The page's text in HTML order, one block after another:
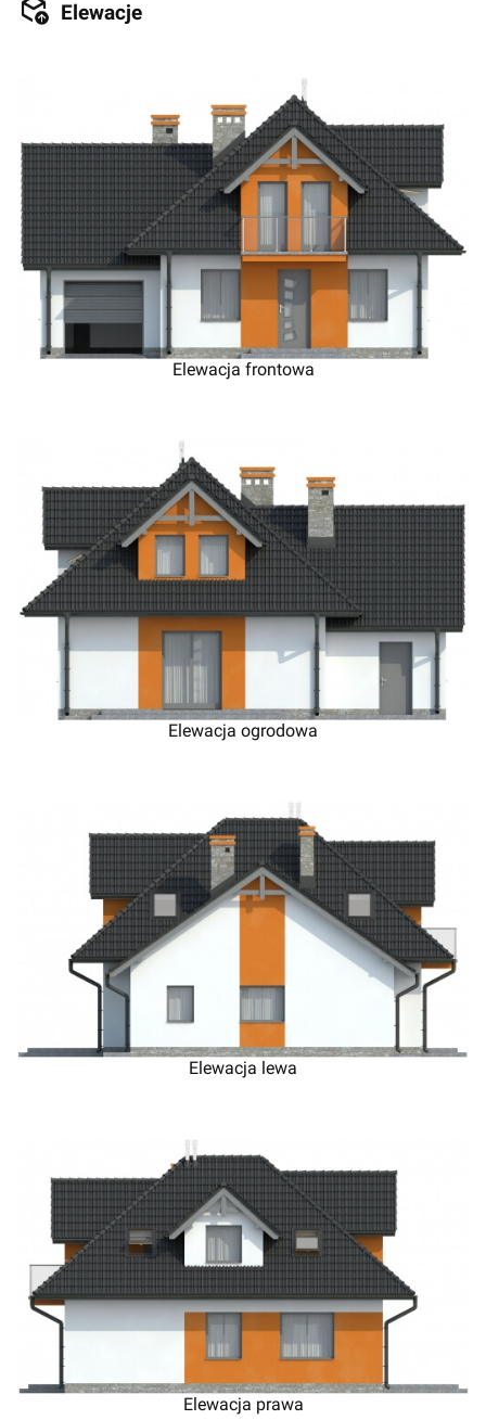
Elewacje
Elewacja frontowa
Elewacja ogrodowa
Elewacja lewa
Elewacja prawa